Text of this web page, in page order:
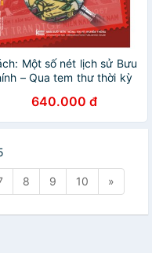
Một số nét lịch sử Bưu
– Qua tem thư thời kỳ
640.000 đ
8 9 10 »